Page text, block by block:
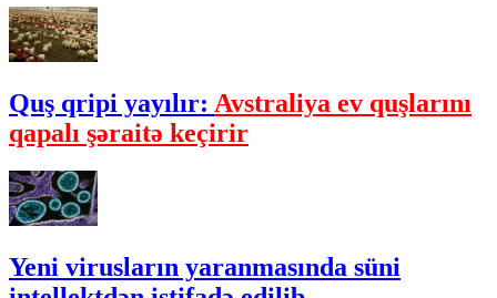
Quş qripi yayılır: Avstraliya ev quşlarını
qapalı şəraitə keçirir
Yeni virusların yaranmasında süni